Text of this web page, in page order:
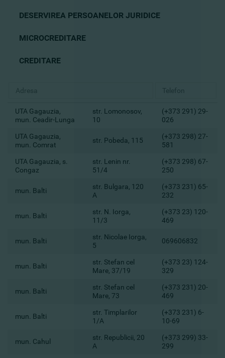
DESERVIREA PERSOANELOR JURIDICE
MICROCREDITARE
CREDITARE
UTA Gagauzia,
mun. Ceadir-Lunga
str. Lomonosov,
10
(+373 291) 29-
026
UTA Gagauzia,
mun. Comrat
str. Pobeda, 115
(+373 298) 27-
581
UTA Gagauzia, s.
Congaz
str. Lenin nr.
51/4
(+373 298) 67-
250
mun. Balti
str. Bulgara, 120
A
(+373 231) 65-
232
mun. Balti
str. N. Iorga,
11/3
(+373 23) 120-
469
mun. Balti
str. Nicolae Iorga,
5
069606832
mun. Balti
str. Stefan cel
Mare, 37/19
(+373 23) 124-
329
mun. Balti
str. Stefan cel
Mare, 73
(+373 231) 20-
469
mun. Balti
str. Timplarilor
1/A
(+373 231) 6-
10-69
mun. Cahul
str. Republicii, 20
A
(+373 299) 33-
299